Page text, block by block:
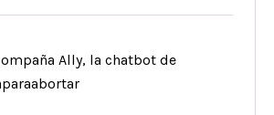
Ally, la chatbot de